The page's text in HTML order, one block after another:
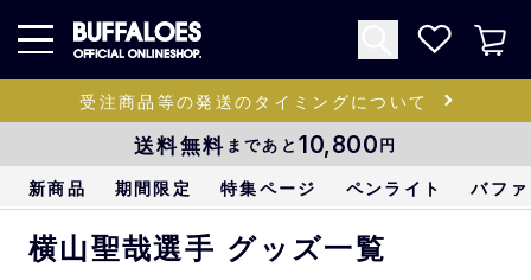
受注商品等の発送のタイミングについて
送料無料 まであと 10,800円
新商品 期間限定 特集ページ ペンライト バフ
横山聖哉選手 グッズ一覧